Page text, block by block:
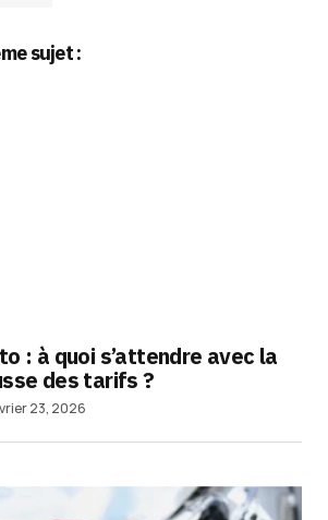
navigateur pour mon prochain
sujet :
: à quoi s’attendre avec la
des tarifs ?
23, 2026